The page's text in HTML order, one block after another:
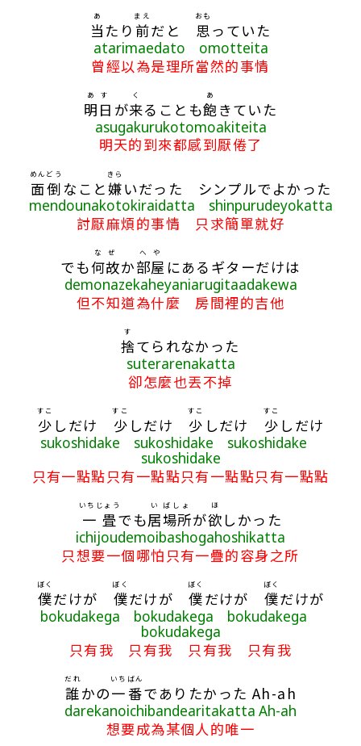
当
あ
たり 前
まえ
だと 思
おも
っていた
atarimaedato omotteita
曾經以為是理所當然的事情
明日
あす
が来
く
ることも飽
あ
きていた
asugakurukotomoakiteita
明天的到來都感到厭倦了
面倒
めんどう
なこと嫌
きら
いだった シンプルでよかった
mendounakotokiraidatta shinpurudeyokatta
討厭麻煩的事情 只求簡單就好
でも何故
なぜ
か部屋
へや
にあるギターだけは
demonazekaheyaniarugitaadakewa
但不知道為什麼 房間裡的吉他
捨
す
てられなかった
suterarenakatta
卻怎麼也丟不掉
少
すこ
しだけ 少
すこ
しだけ 少
すこ
しだけ 少
すこ
しだけ
sukoshidake sukoshidake sukoshidake
sukoshidake
只有一點點只有一點點只有一點點只有一點點
一畳
いちじょう
でも居
い
場所
ばしょ
が欲
ほ
しかった
ichijoudemoibashogahoshikatta
只想要一個哪怕只有一疊的容身之所
僕
ぼく
だけが 僕
ぼく
だけが 僕
ぼく
だけが 僕
ぼく
だけが
bokudakega bokudakega bokudakega
bokudakega
只有我 只有我 只有我 只有我
誰
だれ
かの一番
いちばん
でありたかった Ah-ah
darekanoichibandearitakatta Ah-ah
想要成為某個人的唯一